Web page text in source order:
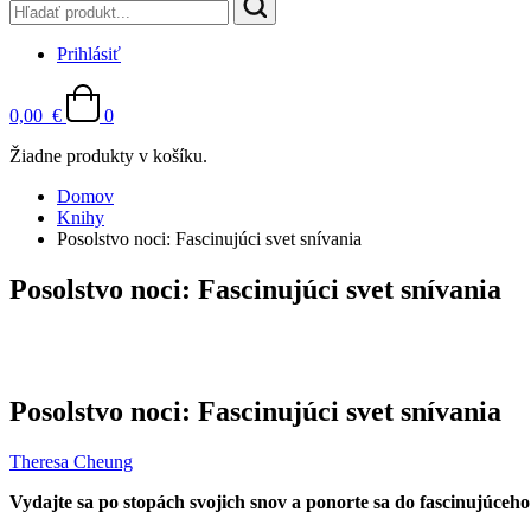
Prihlásiť
0,00 €
0
Žiadne produkty v košíku.
Domov
Knihy
Posolstvo noci: Fascinujúci svet snívania
Posolstvo noci: Fascinujúci svet snívania
Posolstvo noci: Fascinujúci svet snívania
Theresa Cheung
Vydajte sa po stopách svojich snov a ponorte sa do